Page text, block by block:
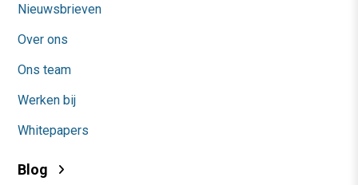
Nieuwsbrieven
Over ons
Ons team
Werken bij
Whitepapers
Blog